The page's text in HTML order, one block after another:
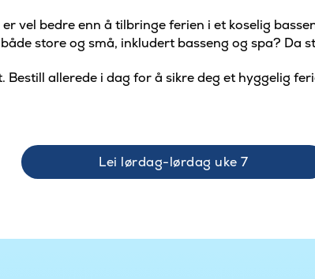
vel bedre enn å tilbringe ferien i et koselig
store og små, inkludert basseng og spa? Da
allerede i dag for å sikre deg et hyggelig
Lei lørdag-lørdag uke 7